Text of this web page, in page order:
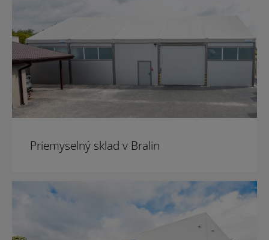
Priemyselný sklad v Bralin